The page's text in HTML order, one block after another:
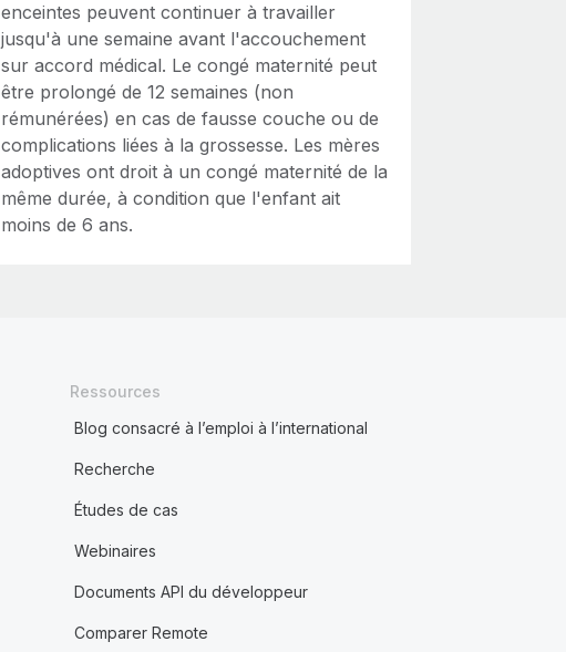
enceintes peuvent continuer à travailler
jusqu'à une semaine avant l'accouchement
sur accord médical. Le congé maternité peut
être prolongé de 12 semaines (non
rémunérées) en cas de fausse couche ou de
complications liées à la grossesse. Les mères
adoptives ont droit à un congé maternité de la
même durée, à condition que l'enfant ait
moins de 6 ans.
Ressources
Blog consacré à l’emploi à l’international
Recherche
Études de cas
Webinaires
Documents API du développeur
Comparer Remote